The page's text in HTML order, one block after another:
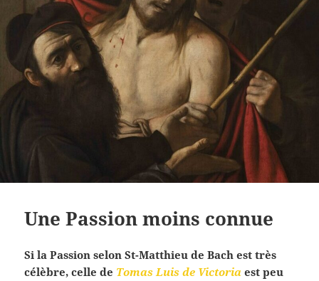
Une Passion moins connue
Si la Passion selon St-Matthieu de Bach est très
célèbre, celle de Tomas Luis de Victoria est peu